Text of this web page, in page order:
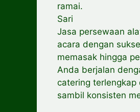
ramai.
Sari
Jasa persewaan
acara dengan
memasak hingga
Anda berjalan
catering
sambil konsisten